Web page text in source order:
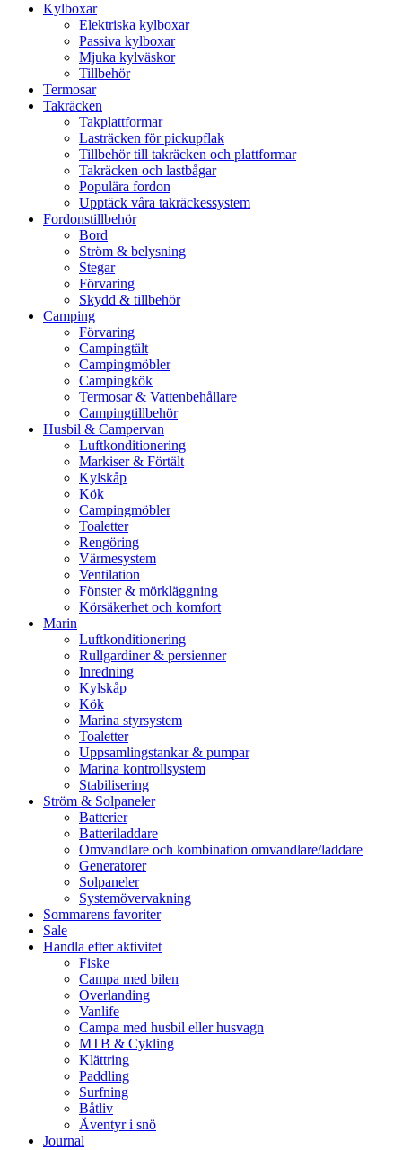
Kylboxar
Elektriska kylboxar
Passiva kylboxar
Mjuka kylväskor
Tillbehör
Termosar
Takräcken
Takplattformar
Lasträcken för pickupflak
Tillbehör till takräcken och plattformar
Takräcken och lastbågar
Populära fordon
Upptäck våra takräckessystem
Fordonstillbehör
Bord
Ström & belysning
Stegar
Förvaring
Skydd & tillbehör
Camping
Förvaring
Campingtält
Campingmöbler
Campingkök
Termosar & Vattenbehållare
Campingtillbehör
Husbil & Campervan
Luftkonditionering
Markiser & Förtält
Kylskåp
Kök
Campingmöbler
Toaletter
Rengöring
Värmesystem
Ventilation
Fönster & mörkläggning
Körsäkerhet och komfort
Marin
Luftkonditionering
Rullgardiner & persienner
Inredning
Kylskåp
Kök
Marina styrsystem
Toaletter
Uppsamlingstankar & pumpar
Marina kontrollsystem
Stabilisering
Ström & Solpaneler
Batterier
Batteriladdare
Omvandlare och kombination omvandlare/laddare
Generatorer
Solpaneler
Systemövervakning
Sommarens favoriter
Sale
Handla efter aktivitet
Fiske
Campa med bilen
Overlanding
Vanlife
Campa med husbil eller husvagn
MTB & Cykling
Klättring
Paddling
Surfning
Båtliv
Äventyr i snö
Journal